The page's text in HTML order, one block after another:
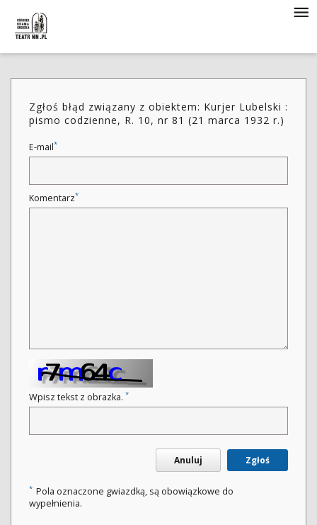
Zgłoś błąd związany z obiektem: Kurjer Lubelski :
pismo codzienne, R. 10, nr 81 (21 marca 1932 r.)
E-mail*
Komentarz*
Wpisz tekst z obrazka. *
Anuluj Zgłoś
* Pola oznaczone gwiazdką, są obowiązkowe do
wypełnienia.